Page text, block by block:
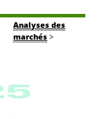
Analyses des
marchés >